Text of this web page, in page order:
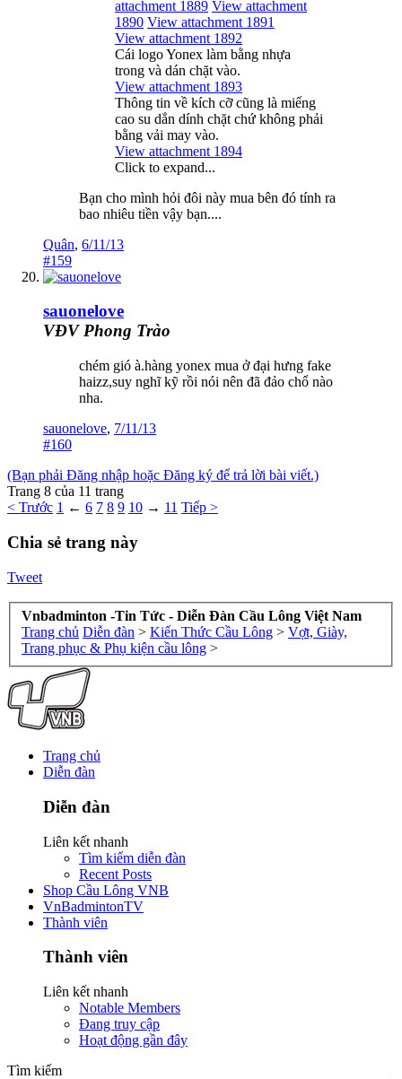
attachment 1889 View attachment
1890 View attachment 1891
View attachment 1892
Cái logo Yonex làm bằng nhựa
trong và dán chặt vào.
View attachment 1893
Thông tin về kích cỡ cũng là miếng
cao su dắn dính chặt chứ không phải
bằng vải may vào.
View attachment 1894
Click to expand...
Bạn cho mình hỏi đôi này mua bên đó tính ra
bao nhiêu tiền vậy bạn....
Quân, 6/11/13
#159
sauonelove
VĐV Phong Trào
chém gió à.hàng yonex mua ở đại hưng fake
haizz,suy nghĩ kỹ rồi nói nên đã đảo chổ nào
nha.
sauonelove, 7/11/13
#160
(Bạn phải Đăng nhập hoặc Đăng ký để trả lời bài viết.)
Trang 8 của 11 trang
< Trước 1 ← 6 7 8 9 10 → 11 Tiếp >
Chia sẻ trang này
Tweet
Vnbadminton -Tin Tức - Diễn Đàn Cầu Lông Việt Nam
Trang chủ Diễn đàn > Kiến Thức Cầu Lông > Vợt, Giày,
Trang phục & Phụ kiện cầu lông >
Trang chủ
Diễn đàn
Diễn đàn
Liên kết nhanh
Tìm kiếm diễn đàn
Recent Posts
Shop Cầu Lông VNB
VnBadmintonTV
Thành viên
Thành viên
Liên kết nhanh
Notable Members
Đang truy cập
Hoạt động gần đây
Tìm kiếm